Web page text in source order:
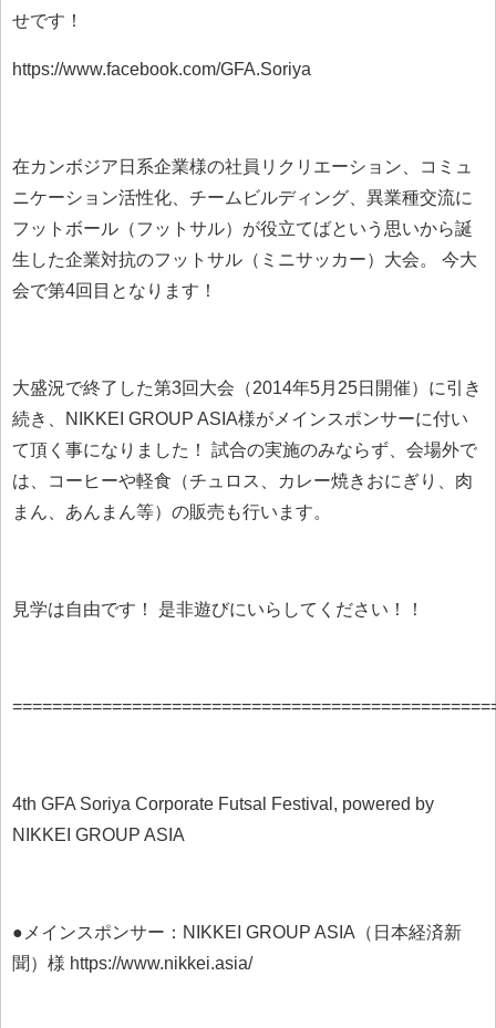
せです！
https://www.facebook.com/GFA.Soriya
在カンボジア日系企業様の社員リクリエーション、コミュ
ニケーション活性化、チームビルディング、異業種交流に
フットボール（フットサル）が役立てばという思いから誕
生した企業対抗のフットサル（ミニサッカー）大会。 今大
会で第4回目となります！
大盛況で終了した第3回大会（2014年5月25日開催）に引き
続き、NIKKEI GROUP ASIA様がメインスポンサーに付い
て頂く事になりました！ 試合の実施のみならず、会場外で
は、コーヒーや軽食（チュロス、カレー焼きおにぎり、肉
まん、あんまん等）の販売も行います。
見学は自由です！ 是非遊びにいらしてください！！
4th GFA Soriya Corporate Futsal Festival, powered by
NIKKEI GROUP ASIA
●メインスポンサー：NIKKEI GROUP ASIA（日本経済新
聞）様 https://www.nikkei.asia/